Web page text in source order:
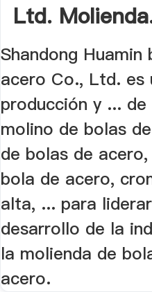
Ltd.
Shandong Huamin
acero Co., Ltd. es
producción y ... de
molino de bolas
de bolas de
bola de acero,
alta, ... para
desarrollo de la
la molienda de
acero.